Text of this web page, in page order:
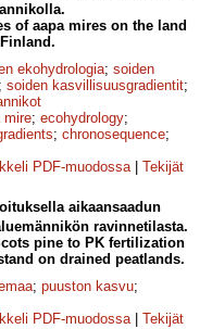
of aapa mires on the land
ekohydrologia; soiden
; soiden kasvillisuusgradientit;
mire; ecohydrology;
; chronosequence;
PDF-muodossa| Tekijät
aikaansaadun
ravinnetilasta.
pine to PK fertilization
on drained peatlands.
; puuston kasvu;
PDF-muodossa| Tekijät